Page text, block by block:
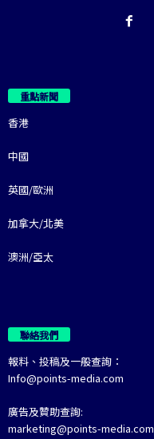
重點新聞
香港
中國
英國/歐洲
加拿大/北美
澳洲/亞太
聯絡我們
報料、投稿及一般查詢：
Info@points-media.com
廣告及贊助查詢:
marketing@points-media.com